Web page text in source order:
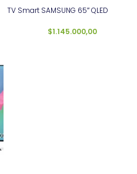
TV Smart SAMSUNG 65″ QLED
$1.145.000,00